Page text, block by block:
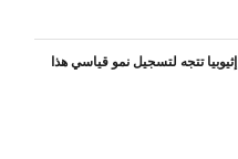
تتجه لتسجيل نمو قياسي هذا